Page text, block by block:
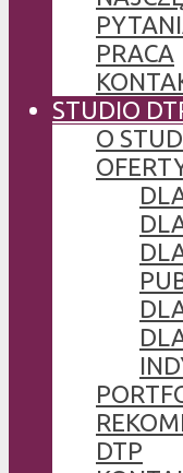
PRACA
STUDIO
O
DTP